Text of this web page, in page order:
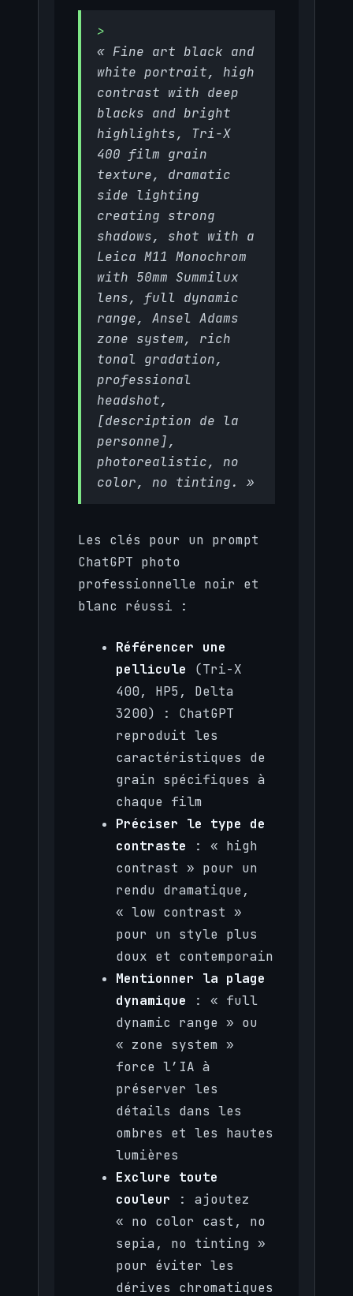
« Fine art black and
white portrait, high
contrast with deep
blacks and bright
highlights, Tri-X
400 film grain
texture, dramatic
side lighting
creating strong
shadows, shot with a
Leica M11 Monochrom
with 50mm Summilux
lens, full dynamic
range, Ansel Adams
zone system, rich
tonal gradation,
professional
headshot,
[description de la
personne],
photorealistic, no
color, no tinting. »
Les clés pour un prompt
ChatGPT photo
professionnelle noir et
blanc réussi :
Référencer une
pellicule (Tri-X
400, HP5, Delta
3200) : ChatGPT
reproduit les
caractéristiques de
grain spécifiques à
chaque film
Préciser le type de
contraste : « high
contrast » pour un
rendu dramatique,
« low contrast »
pour un style plus
doux et contemporain
Mentionner la plage
dynamique : « full
dynamic range » ou
« zone system »
force l’IA à
préserver les
détails dans les
ombres et les hautes
lumières
Exclure toute
couleur : ajoutez
« no color cast, no
sepia, no tinting »
pour éviter les
dérives chromatiques